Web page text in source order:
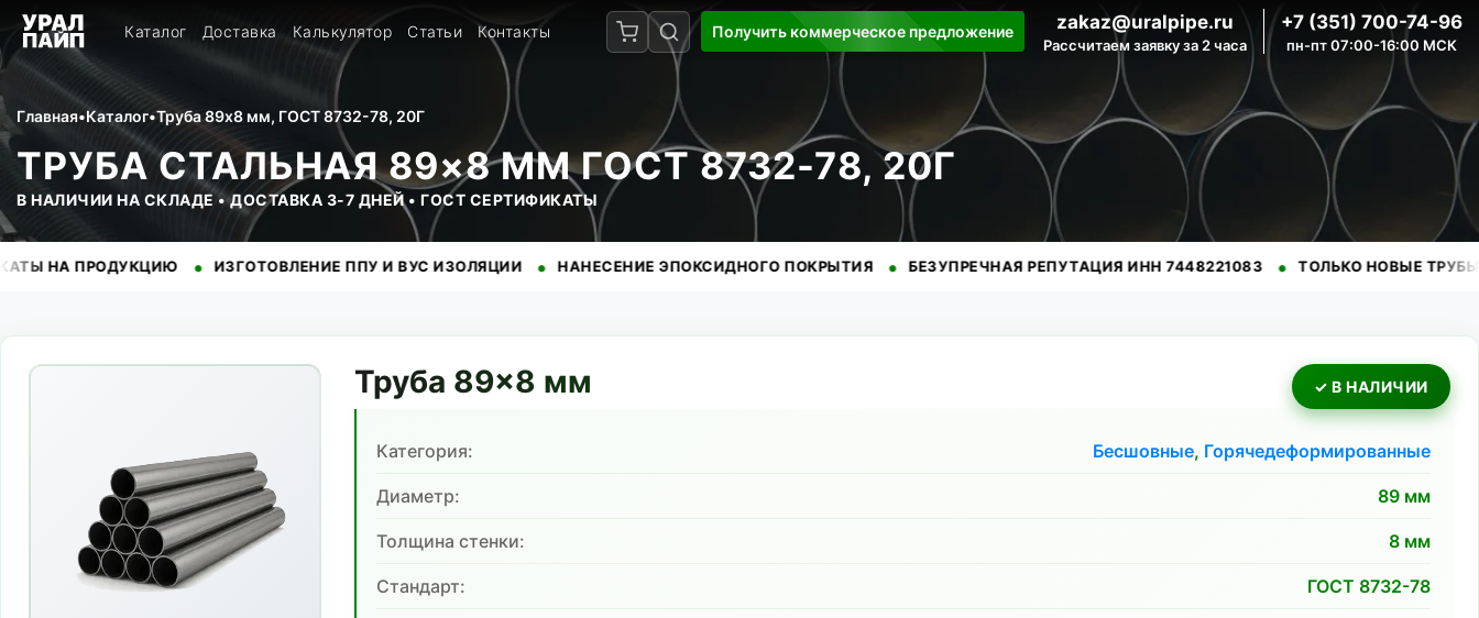
Каталог Доставка Калькулятор Статьи Контакты Получить коммерческое предложение zakaz@uralpipe.ru
Рассчитаем заявку за 2 часа
+7 (351) 700-74-96
пн-пт 07:00-16:00 МСК
Главная•Каталог•Труба 89x8 мм, ГОСТ 8732-78, 20Г
ТРУБА СТАЛЬНАЯ 89×8 ММ ГОСТ 8732-78, 20Г
В НАЛИЧИИ НА СКЛАДЕ • ДОСТАВКА 3-7 ДНЕЙ • ГОСТ СЕРТИФИКАТЫ
• ИЗГОТОВЛЕНИЕ ППУ И ВУС ИЗОЛЯЦИИ • НАНЕСЕНИЕ ЭПОКСИДНОГО ПОКРЫТИЯ • БЕЗУПРЕЧНАЯ РЕПУТАЦИЯ ИНН 7448221083 • ТОЛЬКО НОВЫЕ ТРУБЫ •
Труба 89×8 мм ✓ В НАЛИЧИИ
Категория: Бесшовные, Горячедеформированные
Диаметр: 89мм
Толщина стенки: 8мм
Cтандарт: ГОСТ 8732-78